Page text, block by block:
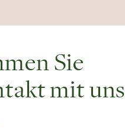
Sie
mit uns